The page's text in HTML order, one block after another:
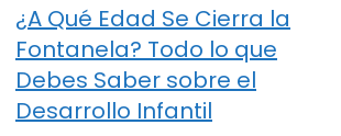
¿A Qué Edad Se Cierra la
Fontanela? Todo lo que
Debes Saber sobre el
Desarrollo Infantil